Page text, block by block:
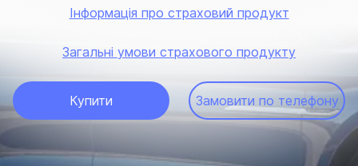
Інформація про страховий продукт
Загальні умови страхового продукту
Купити Замовити по телефону